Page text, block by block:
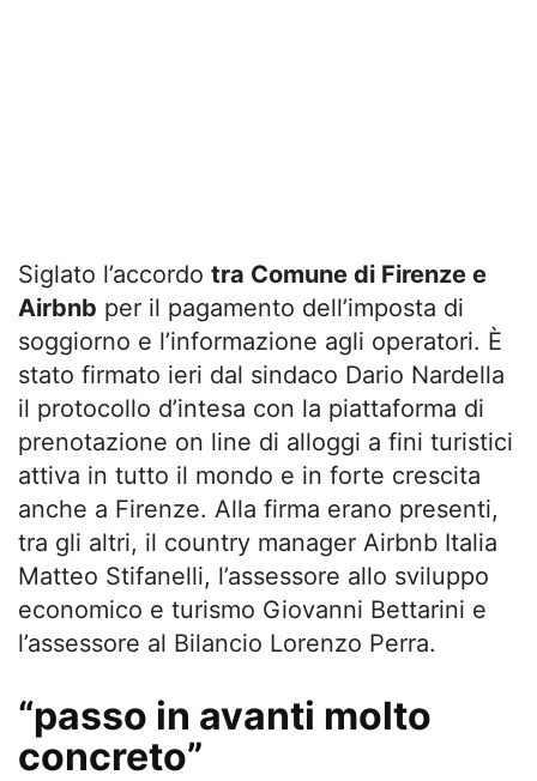
Siglato l’accordo tra Comune di Firenze e
Airbnb per il pagamento dell’imposta di
soggiorno e l’informazione agli operatori. È
stato firmato ieri dal sindaco Dario Nardella
il protocollo d’intesa con la piattaforma di
prenotazione on line di alloggi a fini turistici
attiva in tutto il mondo e in forte crescita
anche a Firenze. Alla firma erano presenti,
tra gli altri, il country manager Airbnb Italia
Matteo Stifanelli, l’assessore allo sviluppo
economico e turismo Giovanni Bettarini e
l’assessore al Bilancio Lorenzo Perra.
“passo in avanti molto
concreto”